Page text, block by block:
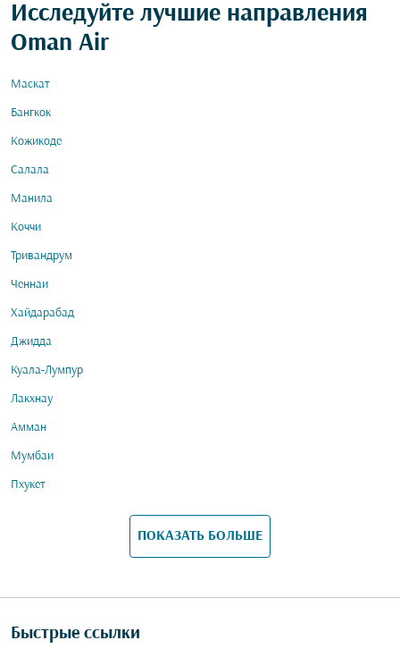
Исследуйте лучшие направления
Oman Air
Маскат
Бангкок
Кожикоде
Салала
Манила
Коччи
Тривандрум
Ченнаи
Хайдарабад
Джидда
Куала-Лумпур
Лакхнау
Амман
Мумбаи
Пхукет
ПОКАЗАТЬ БОЛЬШЕ
Быстрые ссылки